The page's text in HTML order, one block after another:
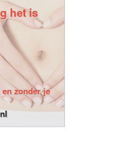
het is
zonder je